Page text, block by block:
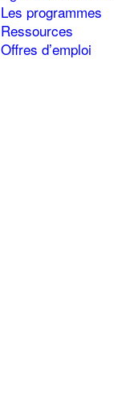
Les programmes
Ressources
Offres d’emploi